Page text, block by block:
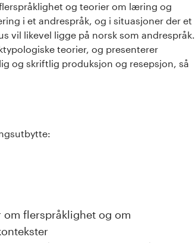
og teorier om læring og
i et andrespråk, og i situasjoner der et
vil likevel ligge på norsk som andrespråk.
teorier, og presenterer
og skriftlig produksjon og resepsjon, så
om flerspråklighet og om